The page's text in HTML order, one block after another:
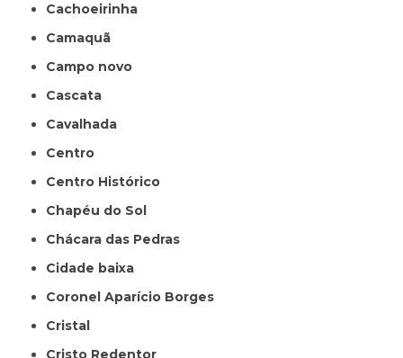
Cachoeirinha
Camaquã
Campo novo
Cascata
Cavalhada
Centro
Centro Histórico
Chapéu do Sol
Chácara das Pedras
Cidade baixa
Coronel Aparício Borges
Cristal
Cristo Redentor